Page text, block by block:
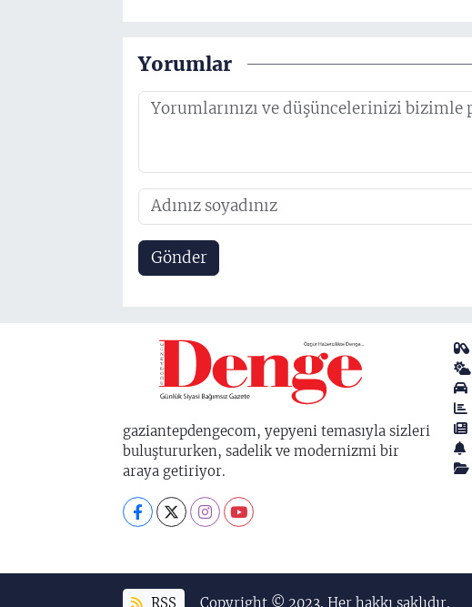
Yorumlar
Gönder
gaziantepdengecom, yepyeni temasıyla sizleri
buluştururken, sadelik ve modernizmi bir
araya getiriyor.
RSS Copyright © 2023. Her hakkı saklıdır.